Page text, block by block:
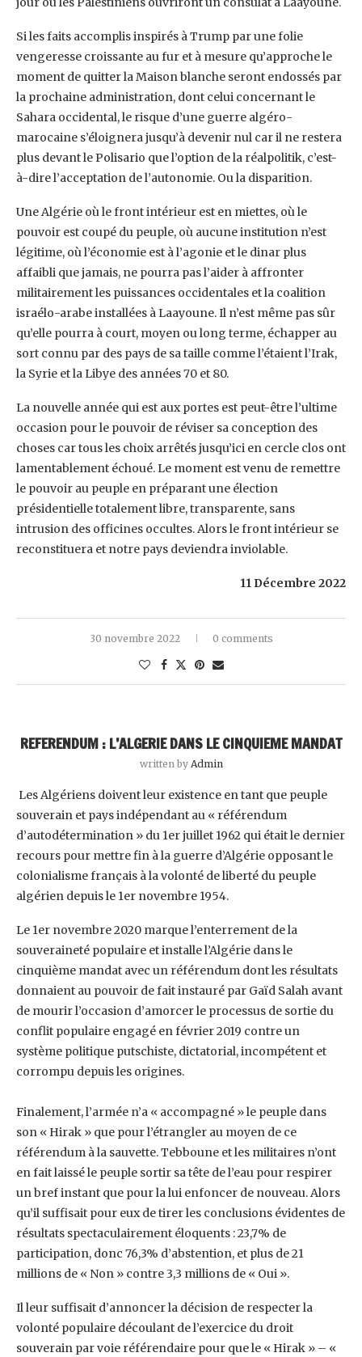
Si les faits accomplis inspirés à Trump par une folie
vengeresse croissante au fur et à ‎mesure qu’approche le
moment de quitter la Maison blanche seront endossés par
la ‎prochaine administration, dont celui concernant le
Sahara occidental, le risque d’une guerre ‎algéro-
marocaine s’éloignera jusqu’à devenir nul car il ne restera
plus devant le Polisario ‎que l’option de la réalpolitik, c’est-
à-dire l’acceptation de l’autonomie. Ou la disparition.‎
Une Algérie où le front intérieur est en miettes, où le
pouvoir est coupé du peuple, où ‎aucune institution n’est
légitime, où l’économie est à l’agonie et le dinar plus
affaibli que ‎jamais, ne pourra pas l’aider à affronter
militairement les puissances occidentales et la ‎coalition
israélo-arabe installées à Laayoune. Il n’est même pas sûr
qu’elle pourra à court, ‎moyen ou long terme, échapper au
sort connu par des pays de sa taille comme l’étaient ‎l’Irak,
la Syrie et la Libye des années 70 et 80.‎
La nouvelle année qui est aux portes est peut-être l’ultime
occasion pour le pouvoir de ‎réviser sa conception des
choses car tous les choix arrêtés jusqu’ici en cercle clos ont
‎lamentablement échoué. Le moment est venu de remettre
le pouvoir au peuple en ‎préparant une élection
présidentielle totalement libre, transparente, sans
intrusion des ‎officines occultes. Alors le front intérieur se
reconstituera et notre pays deviendra inviolable.‎
11 Décembre 2022
30 novembre 2022 0 comments
REFERENDUM : L’ALGERIE DANS LE CINQUIEME MANDAT
written by Admin
‎ Les Algériens doivent leur existence en tant que peuple
souverain et pays indépendant au ‎‎« référendum
d’autodétermination » du 1er juillet 1962 qui était le dernier
recours pour ‎mettre fin à la guerre d’Algérie opposant le
colonialisme français à la volonté de liberté du ‎peuple
algérien depuis le 1er novembre 1954.‎
Le 1er novembre 2020 marque l’enterrement de la
souveraineté populaire et installe ‎l’Algérie dans le
cinquième mandat avec un référendum dont les résultats
donnaient au ‎pouvoir de fait instauré par Gaïd Salah avant
de mourir l’occasion d’amorcer le processus de ‎sortie du
conflit populaire engagé en février 2019 contre un
système politique putschiste, ‎dictatorial, incompétent et
corrompu depuis les origines.
Finalement, l’armée n’a « accompagné » le peuple dans
son « Hirak » que pour l’étrangler ‎au moyen de ce
référendum à la sauvette. Tebboune et les militaires n’ont
en fait laissé le ‎peuple sortir sa tête de l’eau pour respirer
un bref instant que pour la lui enfoncer de ‎nouveau. Alors
qu’il suffisait pour eux de tirer les conclusions évidentes de
résultats ‎spectaculairement éloquents : 23,7% de
participation, donc 76,3% d’abstention, et plus de 21
‎millions de « Non » contre 3,3 millions de « Oui ».‎
Il leur suffisait d’annoncer la décision de respecter la
volonté populaire découlant de ‎l’exercice du droit
souverain par voie référendaire pour que le « Hirak » – «